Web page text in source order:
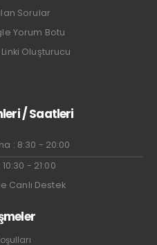
Sorular
Yorum Botu
Oluşturucu
/ Saatleri
: 8:30 - 20:00
- 21:00
Canlı Destek